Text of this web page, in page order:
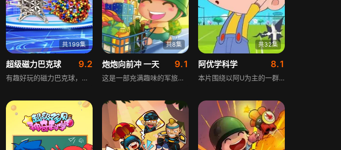
共199集
超级磁力巴克球 9.2
有趣好玩的磁力巴克球，带领小朋友们进入有趣的游戏中。舒适的颜色和神奇的磁力，不仅给孩子带来新奇的视觉感触，也能让成人减轻释放压力，很有趣的哦！
共8集
炮炮向前冲 一天 9.1
这是一部充满趣味的军旅题材内容，讲述了一群性格各异的角色在军营中的日常故事。这里有对军旅生活满怀向往的炮炮兵，有单纯直率、毫无心机的炮罗，还有行事神秘的酱油三兄弟，更有霸气十足、气场强大让人难以直视的“一流”排长。这些风格迥异的角色汇聚一堂，从清晨到日暮，在军营的方寸天地里，碰撞出一系列令人捧腹的搞笑桥段，拉开了炮炮兵们充满欢乐与惊喜的一天序幕，展现了军旅生活别样的轻松与鲜活。
共32集
阿优学科学 8.1
本片围绕以阿U为主的一群充满好奇心的小朋友展开，他们对自然和社会生活的各类现象充满探索欲，遇到疑问后会主动求知，通过老师和家长的专业解答，了解诸多有趣的科学小知识。全片风格幽默搞笑，同时保持严谨的科学态度，让孩子们在轻松欢笑中学习知识，真正实现寓教于乐的科普教育效果。